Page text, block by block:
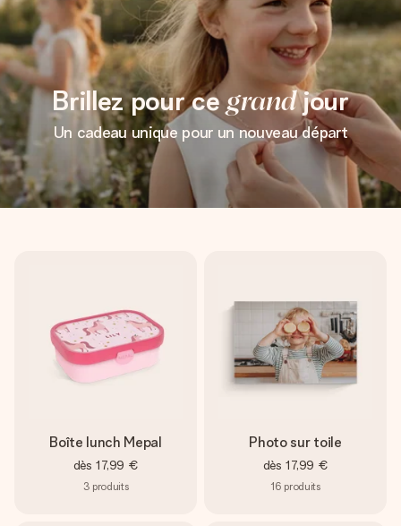
Brillez pour cegrandjour
Un cadeau unique pour un nouveau départ
Boîte lunch Mepal
dès 17,99 €
3 produits
Photo sur toile
dès 17,99 €
16 produits